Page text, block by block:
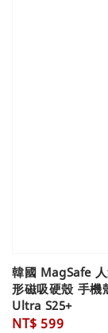
韓國 MagSafe
形磁吸硬殼 手機
Ultra S25+
Regular
NT$ 599